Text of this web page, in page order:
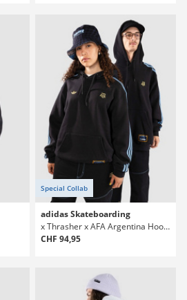
Special Collab
adidas Skateboarding
x Thrasher x AFA Argentina Hoodie
CHF 94,95